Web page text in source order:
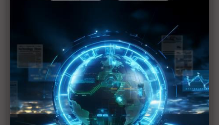
美日韓等42國一致同意 強化半導體技術出口管制
（Daily Issue）供應鏈全球化重新布局 中國世界工
廠地位仍有其重
手機供應鏈砍單已不可免 台系IC設計2Q業績承壓
疫情衝擊5G手機短期出貨 超薄型FoD封測放量延至
下半年